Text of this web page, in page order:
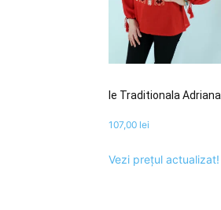
Ie Traditionala Adriana
107,00 lei
Vezi prețul actualizat!